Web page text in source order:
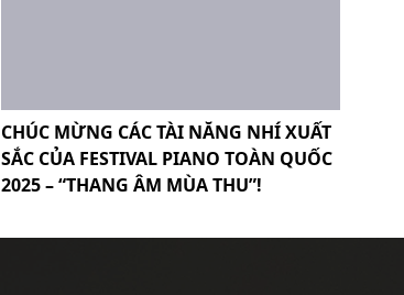
CHÚC MỪNG CÁC TÀI NĂNG NHÍ XUẤT
SẮC CỦA FESTIVAL PIANO TOÀN QUỐC
2025 – “THANG ÂM MÙA THU”!